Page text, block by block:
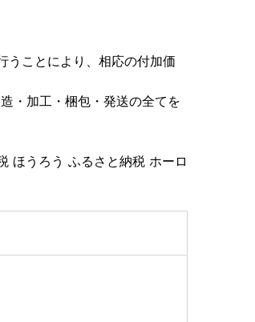
ことにより、相応の付加価
・加工・梱包・発送の全てを
ほうろう ふるさと納税 ホーロ